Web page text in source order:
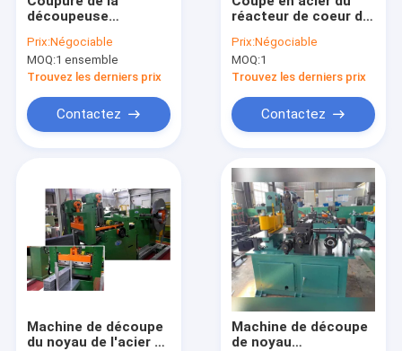
découpeuse
noyau de bande en
acier de silicium
ajustant le trou
Prix:Négociable
MOQ:1 ensemble
Trouvez les derniers prix
Contactez
réacteur de coeur de
de découpeuse à la
longueur
Prix:Négociable
MOQ:1
Trouvez les derniers prix
Contactez
Machine de découpe
du noyau de l'acier au
Machine de découpe
de noyau